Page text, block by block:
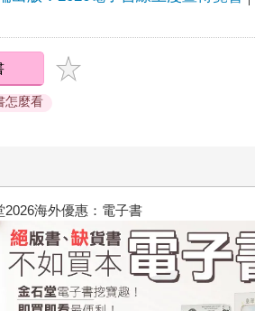
怎麼看